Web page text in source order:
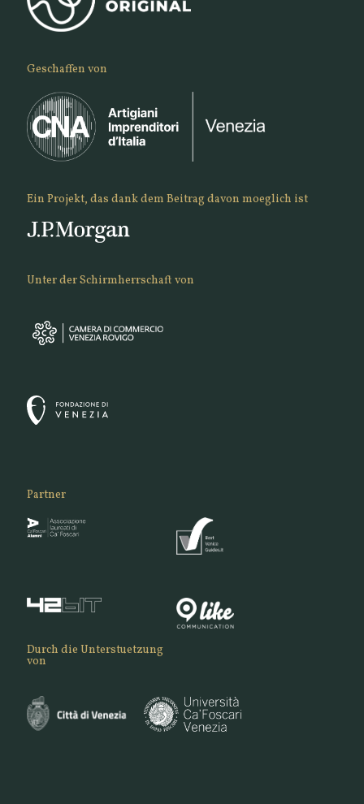
Geschaffen von
Ein Projekt, das dank dem Beitrag davon moeglich ist
Unter der Schirmherrschaft von
Partner
Durch die Unterstuetzung
von